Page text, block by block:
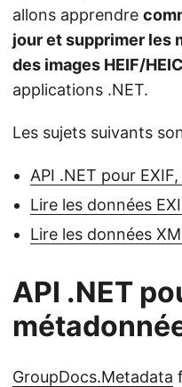
allons apprendre
jour et supprimer les
des images HEIF/HEIC
applications .NET.
Les sujets suivants
API .NET pour
Lire les données
Lire les données
API .NET
GroupDocs.Metadata